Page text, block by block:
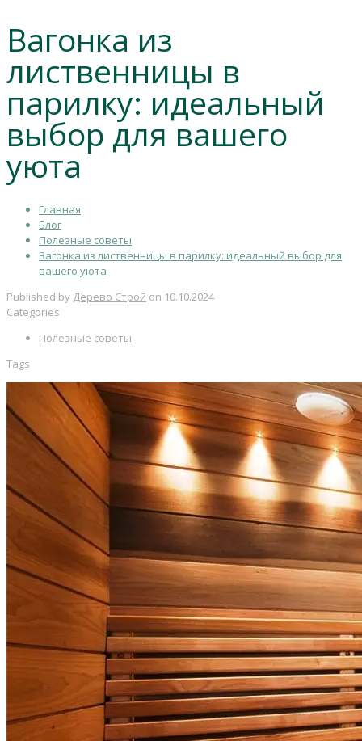
Вагонка из
лиственницы в
парилку: идеальный
выбор для вашего
уюта
Главная
Блог
Полезные советы
Вагонка из лиственницы в парилку: идеальный выбор для
вашего уюта
Published by Дерево Строй on 10.10.2024
Categories
Полезные советы
Tags